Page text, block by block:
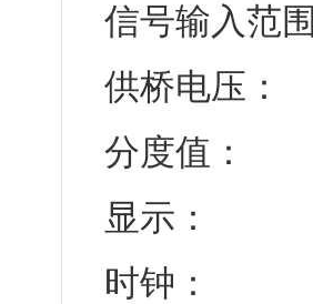
信号输入范
供桥电压：
分度值：
显示：
时钟：